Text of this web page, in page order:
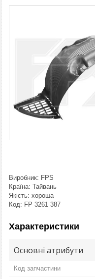
Виробник: FPS
Країна: Тайвань
Якість: хороша
Код: FP 3261 387
Характеристики
Основні атрибути
Код запчастини